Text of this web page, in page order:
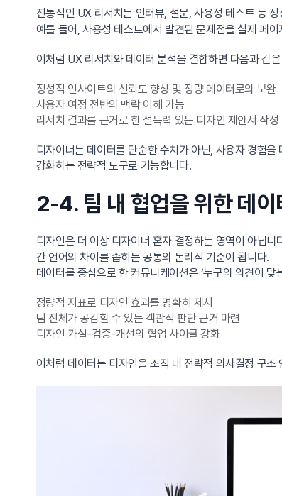
전통적인 UX 리서치는 인터뷰, 설문, 사용성 테스트 등
예를 들어, 사용성 테스트에서 발견된 문제점을 실제 페
이처럼 UX 리서치와 데이터 분석을 결합하면 다음과 같
정성적 인사이트의 신뢰도 향상 및 정량 데이터로의 보완
사용자 여정 전반의 맥락 이해 가능
리서치 결과를 근거로 한 설득력 있는 디자인 제안서 작성
디자이너는 데이터를 단순한 수치가 아닌, 사용자 경험
강화하는 전략적 도구로 기능합니다.
2-4. 팀 내 협업을 위한 데
디자인은 더 이상 디자이너 혼자 결정하는 영역이 아닙
간 언어의 차이를 좁히는 공통의 논리적 기준이 됩니다.
데이터를 중심으로 한 커뮤니케이션은 ‘누구의 의견이
정량적 지표로 디자인 효과를 명확히 제시
팀 전체가 공감할 수 있는 객관적 판단 근거 마련
디자인 가설-검증-개선의 협업 사이클 강화
이처럼 데이터는 디자인을 조직 내 전략적 의사결정 구